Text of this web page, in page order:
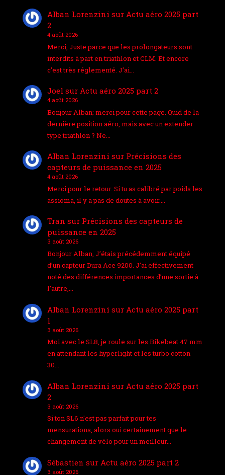
Alban Lorenzini sur Actu aéro 2025 part
2
4 août 2026
Merci, Juste parce que les prolongateurs sont
interdits à part en triathlon et CLM. Et encore
c'est très réglementé. J'ai…
Joel sur Actu aéro 2025 part 2
4 août 2026
Bonjour Alban; merci pour cette page. Quid de la
dernière position aéro, mais avec un extender
type triathlon ? Ne…
Alban Lorenzini sur Précisions des
capteurs de puissance en 2025
4 août 2026
Merci pour le retour. Si tu as calibré par poids les
assioma, il y a pas de doutes à avoir.…
Tran sur Précisions des capteurs de
puissance en 2025
3 août 2026
Bonjour Alban, J’étais précédemment équipé
d’un capteur Dura Ace 9200. J’ai effectivement
noté des différences importances d’une sortie à
l’autre,…
Alban Lorenzini sur Actu aéro 2025 part
1
3 août 2026
Moi avec le SL8, je roule sur les Bikebeat 47 mm
en attendant les hyperlight et les turbo cotton
30…
Alban Lorenzini sur Actu aéro 2025 part
2
3 août 2026
Si ton SL6 n'est pas parfait pour tes
mensurations, alors oui certainement que le
changement de vélo pour un meilleur…
Sébastien sur Actu aéro 2025 part 2
3 août 2026